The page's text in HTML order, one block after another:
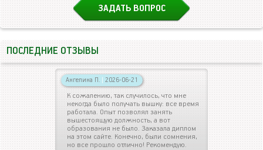
ЗАДАТЬ ВОПРОС
ПОСЛЕДНИЕ ОТЗЫВЫ
Ангелина П. | 2026-06-21
К сожалению, так случилось, что мне
некогда было получать вышку: все время
работала. Опыт позволял занять
вышестоящую должность, а вот
образования не было. Заказала диплом
на этом сайте. Конечно, были сомнения,
но все прошло отлично! Рекомендую.